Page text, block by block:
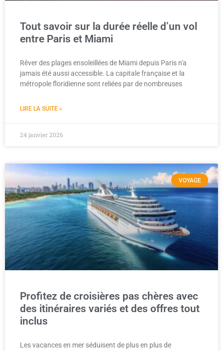
Tout savoir sur la durée réelle d’un vol
entre Paris et Miami
Rêver des plages ensoleillées de Miami depuis Paris n'a
jamais été aussi accessible. La capitale française et la
métropole floridienne sont reliées par de nombreuses
LIRE LA SUITE »
24 janvier 2026
VOYAGE
Profitez de croisières pas chères avec
des itinéraires variés et des offres tout
inclus
Les vacances en mer séduisent de plus en plus de